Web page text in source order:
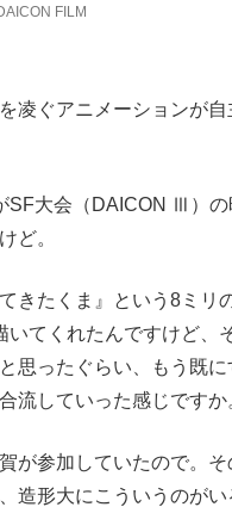
FILM
ぐアニメーションが自
大会（DAICON Ⅲ）の
ど。
たくま』という8ミリ
てくれたんですけど、
思ったぐらい、もう既
流していった感じですか
が参加していたので。
造形大にこういうのが